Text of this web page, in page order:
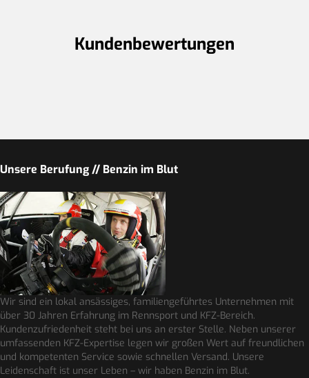
Kundenbewertungen
Unsere Berufung // Benzin im Blut
Wir sind ein lokal ansässiges, familiengeführtes Unternehmen mit
über 30 Jahren Erfahrung im Rennsport und KFZ-Bereich.
Kundenzufriedenheit steht bei uns an erster Stelle. Neben unserer
umfassenden KFZ-Expertise legen wir großen Wert auf freundlichen
und kompetenten Service sowie schnellen Versand. Unsere
Leidenschaft ist unser Leben – wir haben Benzin im Blut.